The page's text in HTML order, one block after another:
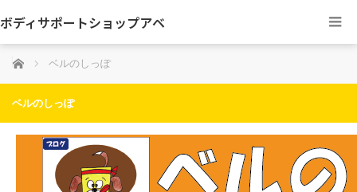
ボディサポートショップアベ
ホーム ベルのしっぽ
ベルのしっぽ